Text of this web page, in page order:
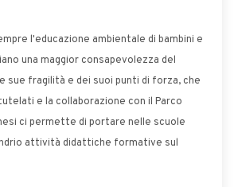
l'educazione ambientale di bambini e
una maggior consapevolezza del
sue fragilità e dei suoi punti di forza, che
e la collaborazione con il Parco
ci permette di portare nelle scuole
attività didattiche formative sul